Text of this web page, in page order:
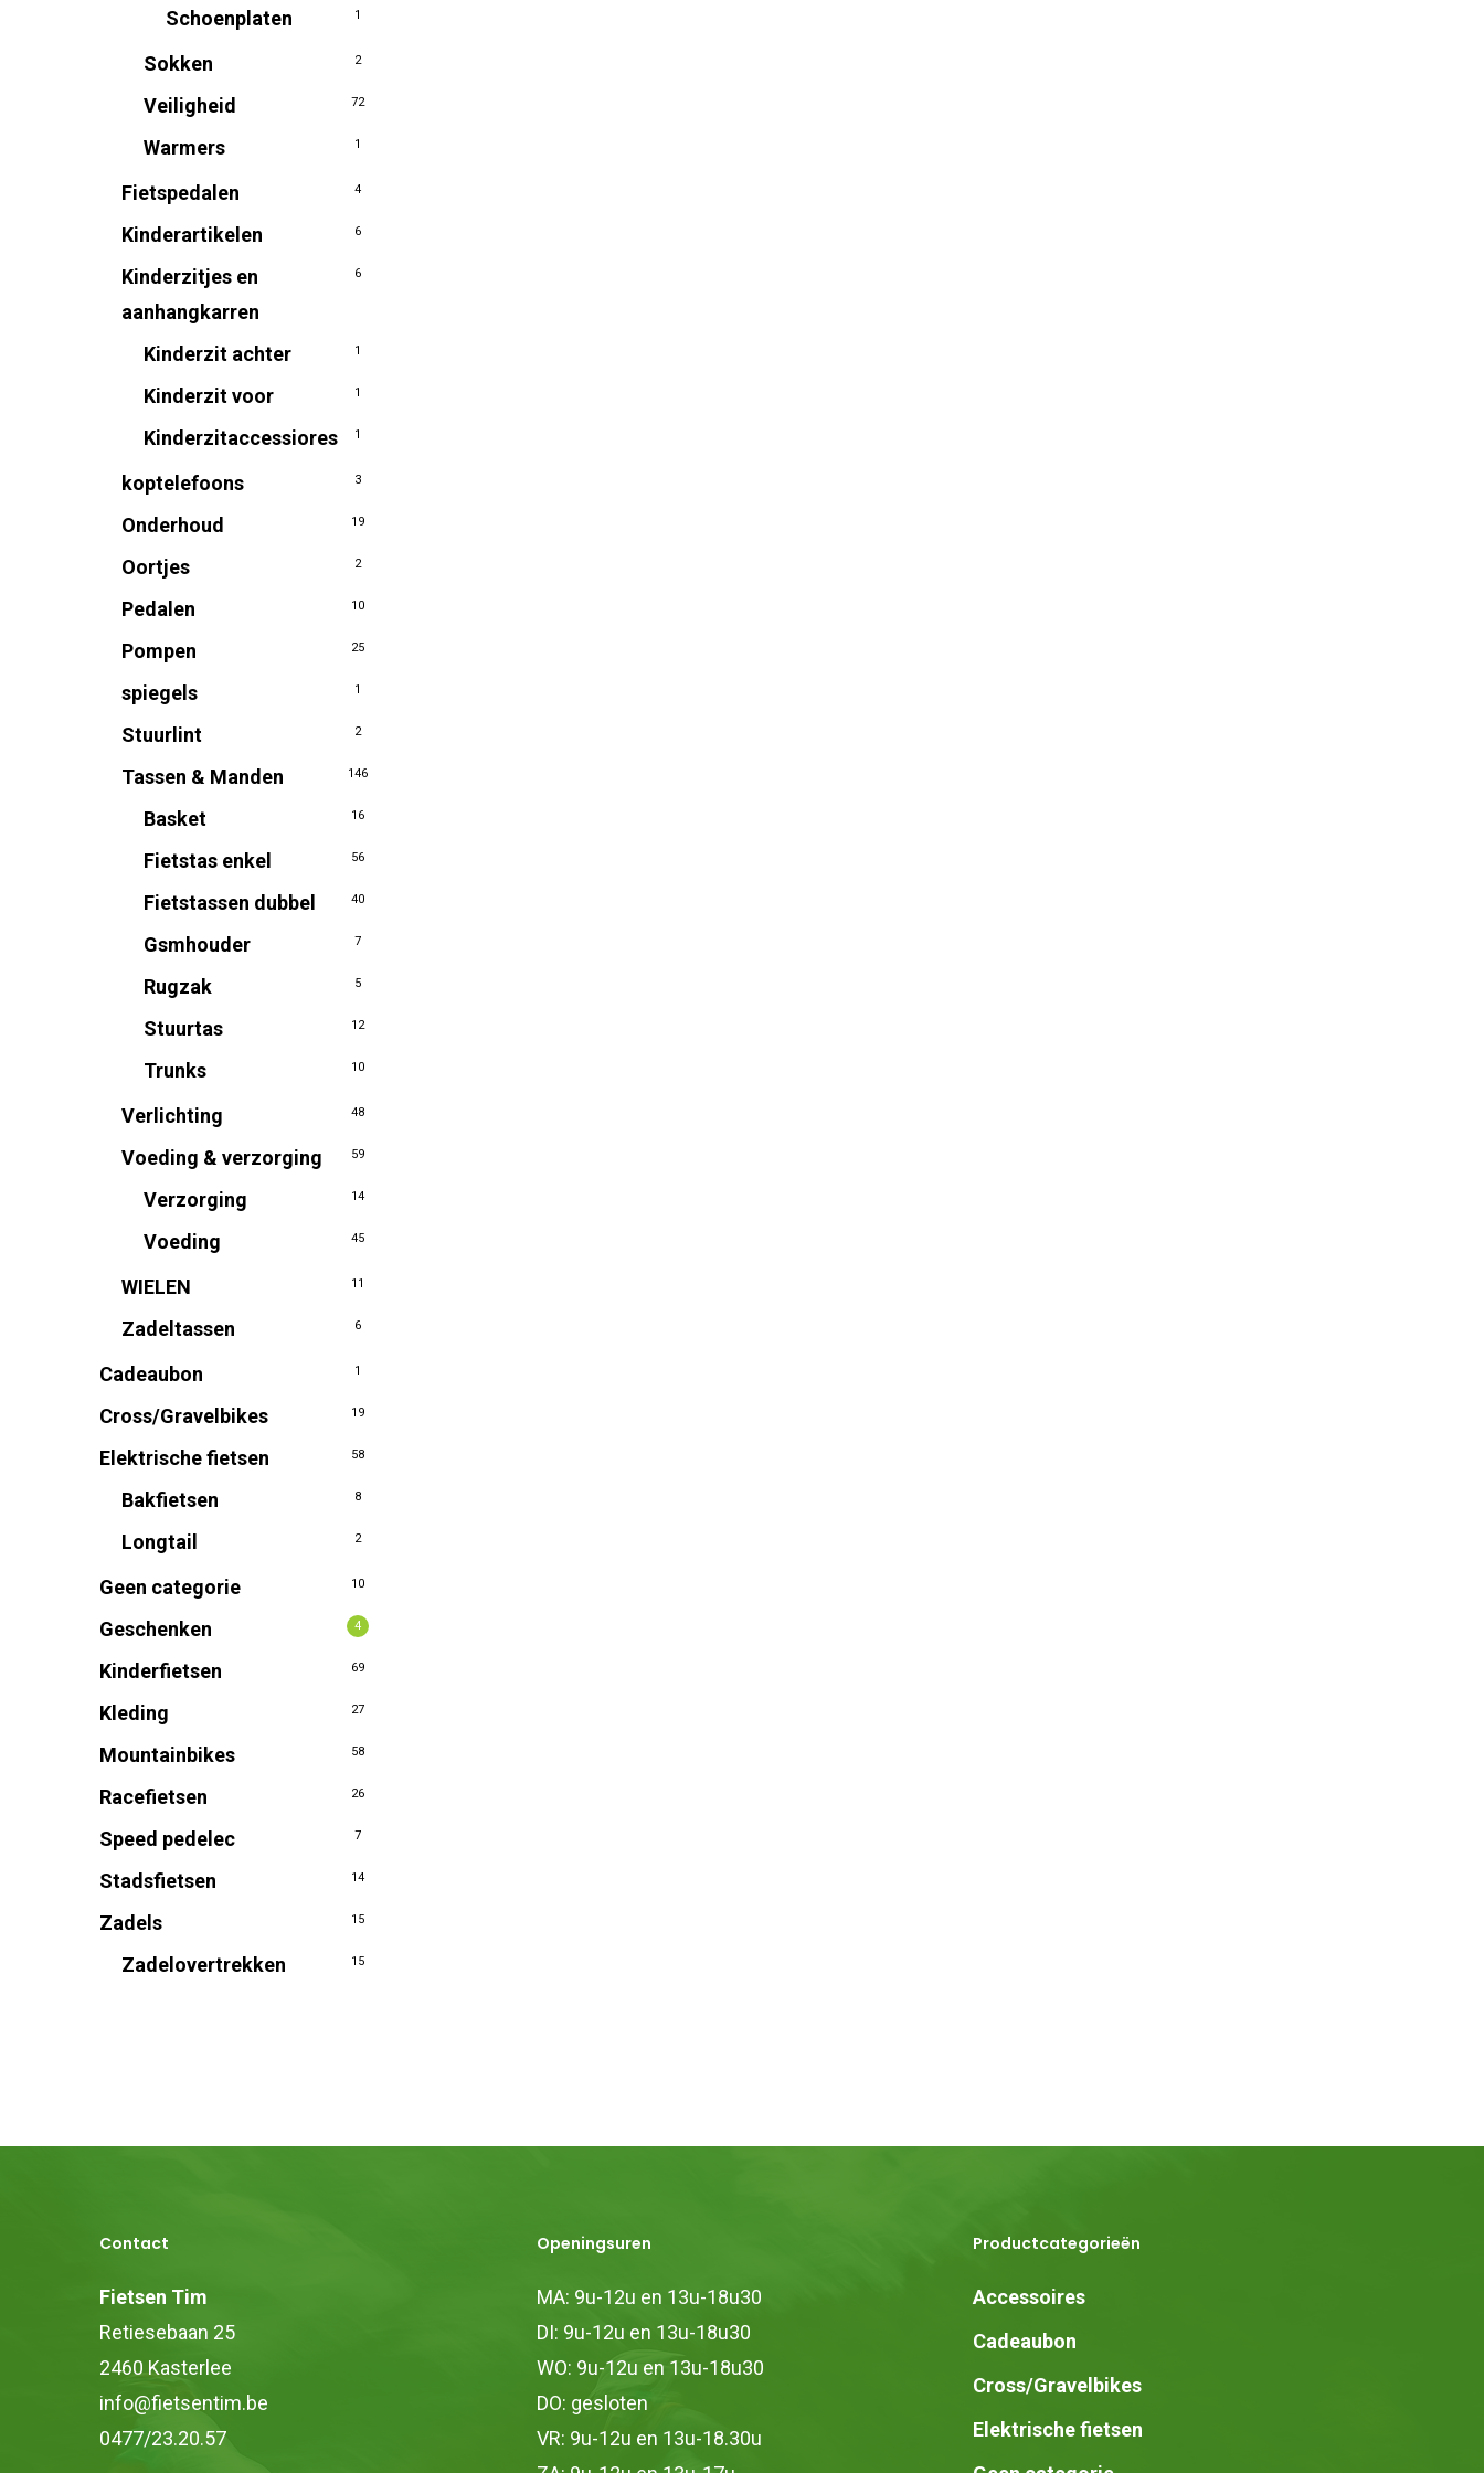
Schoenplaten 1
Sokken 2
Veiligheid 72
Warmers 1
Fietspedalen 4
Kinderartikelen 6
Kinderzitjes en
aanhangkarren
6
Kinderzit achter 1
Kinderzit voor 1
Kinderzitaccessiores 1
koptelefoons 3
Onderhoud 19
Oortjes 2
Pedalen 10
Pompen 25
spiegels 1
Stuurlint 2
Tassen & Manden 146
Basket 16
Fietstas enkel 56
Fietstassen dubbel 40
Gsmhouder 7
Rugzak 5
Stuurtas 12
Trunks 10
Verlichting 48
Voeding & verzorging 59
Verzorging 14
Voeding 45
WIELEN 11
Zadeltassen 6
Cadeaubon 1
Cross/Gravelbikes 19
Elektrische fietsen 58
Bakfietsen 8
Longtail 2
Geen categorie 10
Geschenken 4
Kinderfietsen 69
Kleding 27
Mountainbikes 58
Racefietsen 26
Speed pedelec 7
Stadsfietsen 14
Zadels 15
Zadelovertrekken 15
Contact
Fietsen Tim
Retiesebaan 25
2460 Kasterlee
info@fietsentim.be
0477/23.20.57
Openingsuren
MA: 9u-12u en 13u-18u30
DI: 9u-12u en 13u-18u30
WO: 9u-12u en 13u-18u30
DO: gesloten
VR: 9u-12u en 13u-18.30u
Productcategorieën
Accessoires
Cadeaubon
Cross/Gravelbikes
Elektrische fietsen